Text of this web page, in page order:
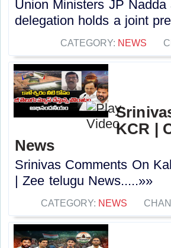
Union Ministers JP
delegation holds a joint
CATEGORY: NEWS
KCR |
News
Srinivas Comments On
| Zee telugu News.....»»
CATEGORY: NEWS